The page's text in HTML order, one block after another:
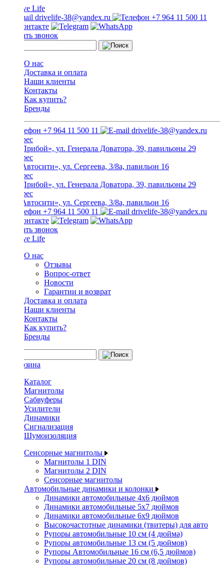
drivelife-38@yandex.ru +7 964 11 500 11
Заказать звонок
О нас
Доставка и оплата
Наши клиенты
Контакты
Как купить?
Бренды
+7 964 11 500 11 drivelife-38@yandex.ru
ТЦ «Прибой», ул. Генерала Доватора, 39, павильоны 29
ТЦ «Автосити», ул. Сергеева, 3/8а, павильон 16
ТЦ «Прибой», ул. Генерала Доватора, 39, павильоны 29
ТЦ «Автосити», ул. Сергеева, 3/8а, павильон 16
+7 964 11 500 11
drivelife-38@yandex.ru
Заказать звонок
О нас
Отзывы
Вопрос-ответ
Новости
Гарантии и возврат
Доставка и оплата
Наши клиенты
Контакты
Как купить?
Бренды
Каталог
Магнитолы
Сабвуферы
Усилители
Динамики
Сигнализация
Шумоизоляция
Сенсорные магнитолы
Магнитолы 1 DIN
Магнитолы 2 DIN
Сенсорные магнитолы
Автомобильные динамики и колонки
Динамики автомобильные 4x6 дюймов
Динамики автомобильные 5x7 дюймов
Динамики автомобильные 6x9 дюймов
Высокочастотные динамики (твитеры) для авто
Рупоры автомобильные 10 см (4 дюйма)
Рупоры автомобильные 13 см (5 дюймов)
Рупоры Автомобильные 16 см (6,5 дюймов)
Рупоры автомобильные 20 см (8 дюймов)